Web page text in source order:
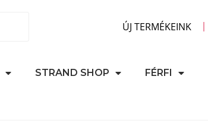
ÚJ TERMÉKEINK
STRAND SHOP FÉRFI